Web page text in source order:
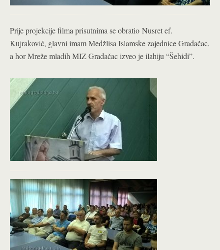
Prije projekcije filma prisutnima se obratio Nusret ef.
Kujraković, glavni imam Medžlisa Islamske zajednice Gradačac,
a hor Mreže mladih MIZ Gradačac izveo je ilahiju “Šehidi”.